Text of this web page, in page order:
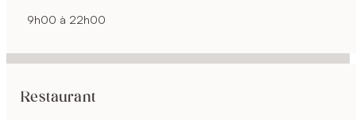
9h00 à 22h00
Restaurant